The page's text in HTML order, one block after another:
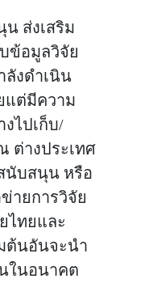
ส่งเสริม
ข้อมูลวิจัย
ลังดำเนิน
แต่มีความ
ไปเก็บ/
ต่างประเทศ
นับสนุน หรือ
ายการวิจัย
ไทยและ
ต้นอันจะนำ
ในอนาคต